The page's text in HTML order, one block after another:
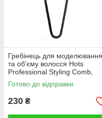
Гребінець для моделювання
та об'єму волосся Hots
Professional Styling Comb,
чорний (HP3020-BK)
Готово до відправки
230 ₴